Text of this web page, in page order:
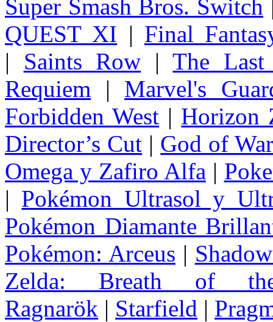
Super Smash Bros. Switch
QUEST XI | Final
| Saints Row |The
Requiem | Marvel's
Forbidden West | Horizon
Director’s Cut | God of
Omega y Zafiro Alfa |
| Pokémon Ultrasol y
Pokémon Diamante
Pokémon: Arceus |
Zelda: Breath of
Ragnarök | Starfield |